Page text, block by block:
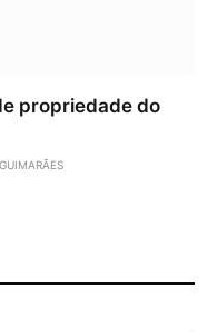
propriedade do